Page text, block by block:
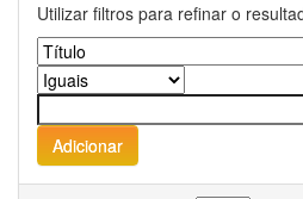
Utilizar filtros para refinar o